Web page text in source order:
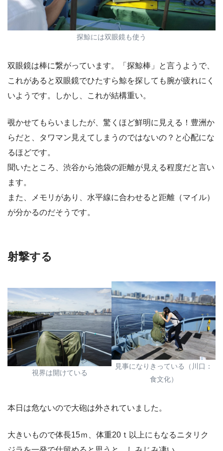
探鯨には双眼鏡も使う
双眼鏡は棒に繋がっています。「探鯨棒」と言うようで、
これがあると双眼鏡でひたすら鯨を探しても腕が疲れにく
いようです。しかし、これが結構重い。
覗かせてもらいましたが、驚くほど鮮明に見える！豊洲か
らだと、タワマン見えてしまうのではないの？と心配にな
るほどです。
聞いたところ、渋谷から池袋の距離が見える程度だと言い
ます。
また、メモリがあり、水平線に合わせると距離（マイル）
が分かるのだそうです。
射撃する
視界は開けている
見事になりきっている（川口：
食文化）
本日は危ないので大砲は外されていました。
大きいもので体長15ｍ、体重20ｔ以上にもなるニタリク